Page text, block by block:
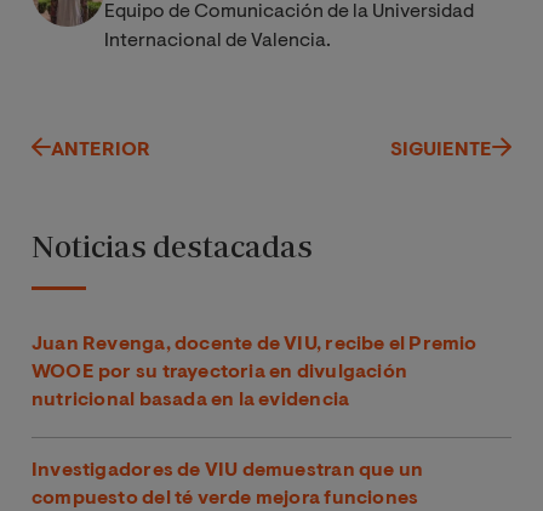
Equipo de Comunicación de la Universidad
Internacional de Valencia.
ANTERIOR SIGUIENTE
Noticias destacadas
Juan Revenga, docente de VIU, recibe el Premio
WOOE por su trayectoria en divulgación
nutricional basada en la evidencia
Investigadores de VIU demuestran que un
compuesto del té verde mejora funciones